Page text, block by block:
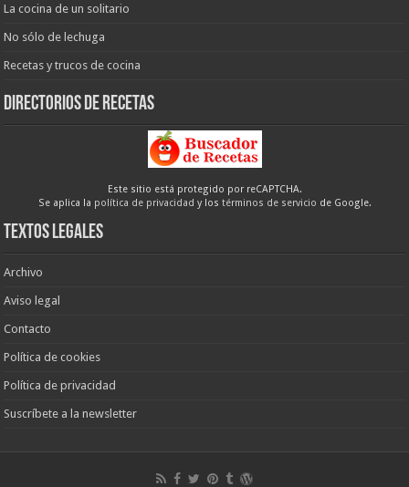
La cocina de un solitario
No sólo de lechuga
Recetas y trucos de cocina
Directorios de recetas
Este sitio está protegido por reCAPTCHA.
Se aplica la política de privacidad y los términos de servicio de Google.
Textos legales
Archivo
Aviso legal
Contacto
Política de cookies
Política de privacidad
Suscríbete a la newsletter